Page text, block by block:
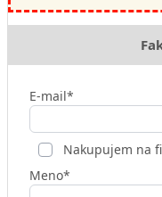
E-mail*
Nakupujem na
Meno*